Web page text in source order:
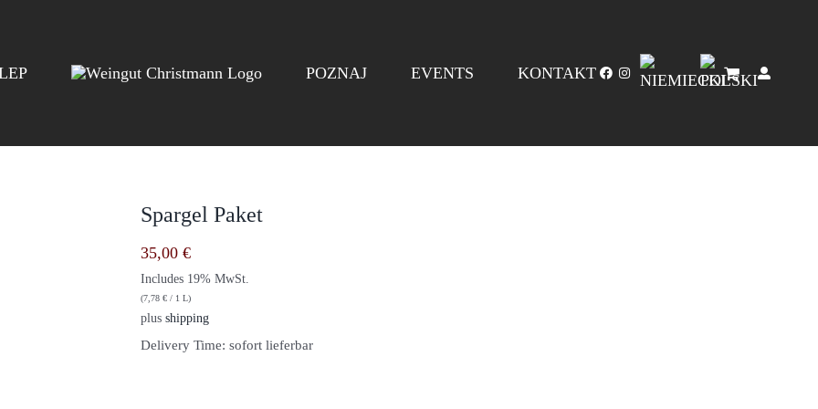
POZNAJ EVENTS KONTAKT
Spargel Paket
35,00 €
Includes 19% MwSt.
(7,78 € / 1 L)
plus shipping
Delivery Time: sofort lieferbar